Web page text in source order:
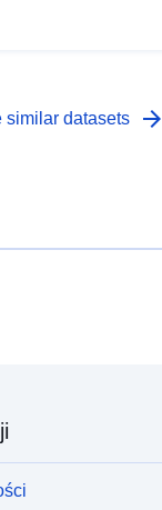
similar datasets arrow_forward